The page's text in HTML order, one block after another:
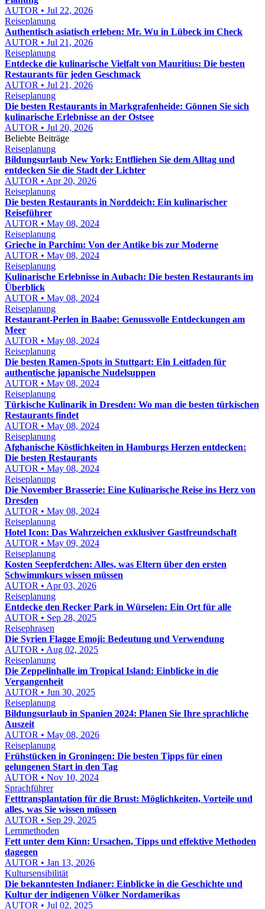
AUTOR • Jul 22, 2026
Reiseplanung
Authentisch asiatisch erleben: Mr. Wu in Lübeck im Check
AUTOR • Jul 21, 2026
Reiseplanung
Entdecke die kulinarische Vielfalt von Mauritius: Die besten
Restaurants für jeden Geschmack
AUTOR • Jul 21, 2026
Reiseplanung
Die besten Restaurants in Markgrafenheide: Gönnen Sie sich
kulinarische Erlebnisse an der Ostsee
AUTOR • Jul 20, 2026
Beliebte Beiträge
Reiseplanung
Bildungsurlaub New York: Entfliehen Sie dem Alltag und
entdecken Sie die Stadt der Lichter
AUTOR • Apr 20, 2026
Reiseplanung
Die besten Restaurants in Norddeich: Ein kulinarischer
Reiseführer
AUTOR • May 08, 2024
Reiseplanung
Grieche in Parchim: Von der Antike bis zur Moderne
AUTOR • May 08, 2024
Reiseplanung
Kulinarische Erlebnisse in Aubach: Die besten Restaurants im
Überblick
AUTOR • May 08, 2024
Reiseplanung
Restaurant-Perlen in Baabe: Genussvolle Entdeckungen am
Meer
AUTOR • May 08, 2024
Reiseplanung
Die besten Ramen-Spots in Stuttgart: Ein Leitfaden für
authentische japanische Nudelsuppen
AUTOR • May 08, 2024
Reiseplanung
Türkische Kulinarik in Dresden: Wo man die besten türkischen
Restaurants findet
AUTOR • May 08, 2024
Reiseplanung
Afghanische Köstlichkeiten in Hamburgs Herzen entdecken:
Die besten Restaurants
AUTOR • May 08, 2024
Reiseplanung
Die November Brasserie: Eine Kulinarische Reise ins Herz von
Dresden
AUTOR • May 08, 2024
Reiseplanung
Hotel Icon: Das Wahrzeichen exklusiver Gastfreundschaft
AUTOR • May 09, 2024
Reiseplanung
Kosten Seepferdchen: Alles, was Eltern über den ersten
Schwimmkurs wissen müssen
AUTOR • Apr 03, 2026
Reiseplanung
Entdecke den Recker Park in Würselen: Ein Ort für alle
AUTOR • Sep 28, 2025
Reisephrasen
Die Syrien Flagge Emoji: Bedeutung und Verwendung
AUTOR • Aug 02, 2025
Reiseplanung
Die Zeppelinhalle im Tropical Island: Einblicke in die
Vergangenheit
AUTOR • Jun 30, 2025
Reiseplanung
Bildungsurlaub in Spanien 2024: Planen Sie Ihre sprachliche
Auszeit
AUTOR • May 08, 2026
Reiseplanung
Frühstücken in Groningen: Die besten Tipps für einen
gelungenen Start in den Tag
AUTOR • Nov 10, 2024
Sprachführer
Fetttransplantation für die Brust: Möglichkeiten, Vorteile und
alles, was Sie wissen müssen
AUTOR • Sep 29, 2025
Lernmethoden
Fett unter dem Kinn: Ursachen, Tipps und effektive Methoden
dagegen
AUTOR • Jan 13, 2026
Kultursensibilität
Die bekanntesten Indianer: Einblicke in die Geschichte und
Kultur der indigenen Völker Nordamerikas
AUTOR • Jul 02, 2025